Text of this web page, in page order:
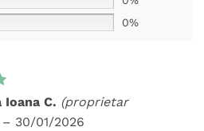
0%
Ioana C. (proprietar
– 30/01/2026